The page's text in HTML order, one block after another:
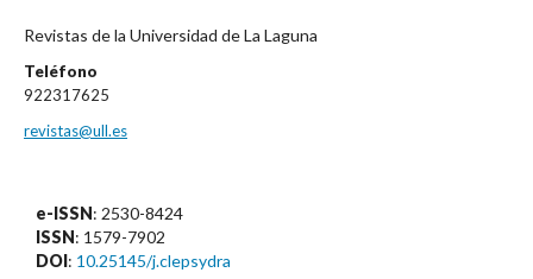
Revistas de la Universidad de La Laguna
Teléfono
922317625
revistas@ull.es
e-ISSN: 2530-8424
ISSN: 1579-7902
DOI: 10.25145/j.clepsydra